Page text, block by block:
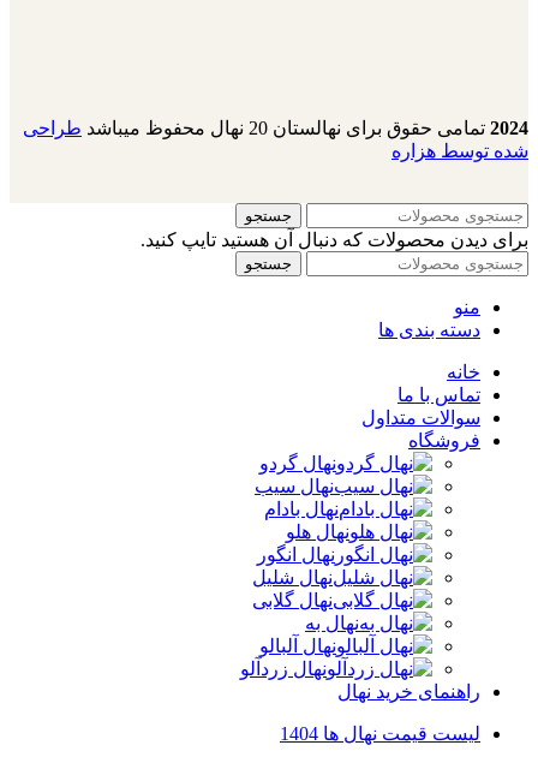
2024 تمامی حقوق برای نهالستان 20 نهال محفوظ میباشد
طراحی
شده توسط هزاره
جستجو
برای دیدن محصولات که دنبال آن هستید تایپ کنید.
جستجو
منو
دسته بندی ها
خانه
تماس با ما
سوالات متداول
فروشگاه
نهال گردو
نهال سیب
نهال بادام
نهال هلو
نهال انگور
نهال شلیل
نهال گلابی
نهال به
نهال آلبالو
نهال زردآلو
راهنمای خرید نهال
لیست قیمت نهال ها 1404